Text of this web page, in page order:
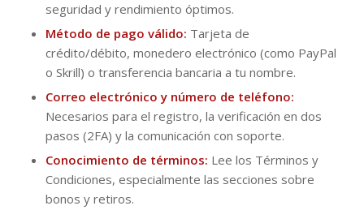
seguridad y rendimiento óptimos.
Método de pago válido: Tarjeta de
crédito/débito, monedero electrónico (como PayPal
o Skrill) o transferencia bancaria a tu nombre.
Correo electrónico y número de teléfono:
Necesarios para el registro, la verificación en dos
pasos (2FA) y la comunicación con soporte.
Conocimiento de términos: Lee los Términos y
Condiciones, especialmente las secciones sobre
bonos y retiros.